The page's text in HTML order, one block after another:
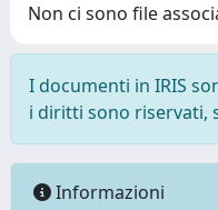
Non ci sono file
I documenti in IRIS
i diritti sono riservati,
Informazioni